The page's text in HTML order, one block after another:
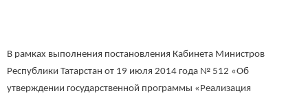
В рамках выполнения постановления Кабинета Министров
Республики Татарстан от 19 июля 2014 года № 512 «Об
утверждении государственной программы «Реализация